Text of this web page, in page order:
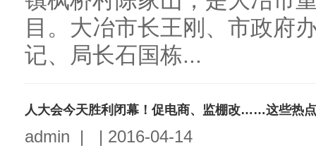
目。大冶市长王刚、市政府
记、局长石国栋...
人大会今天胜利闭幕！促电商、监棚改……这些热
admin | | 2016-04-14